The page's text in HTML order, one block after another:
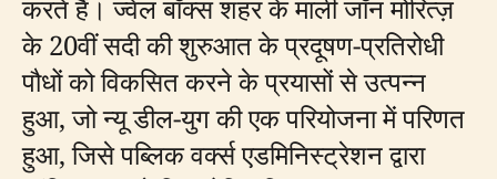
करते हैं। ज्वेल बॉक्स शहर के माली जॉन मोरित्ज़
के 20वीं सदी की शुरुआत के प्रदूषण-प्रतिरोधी
पौधों को विकसित करने के प्रयासों से उत्पन्न
हुआ, जो न्यू डील-युग की एक परियोजना में परिणत
हुआ, जिसे पब्लिक वर्क्स एडमिनिस्ट्रेशन द्वारा